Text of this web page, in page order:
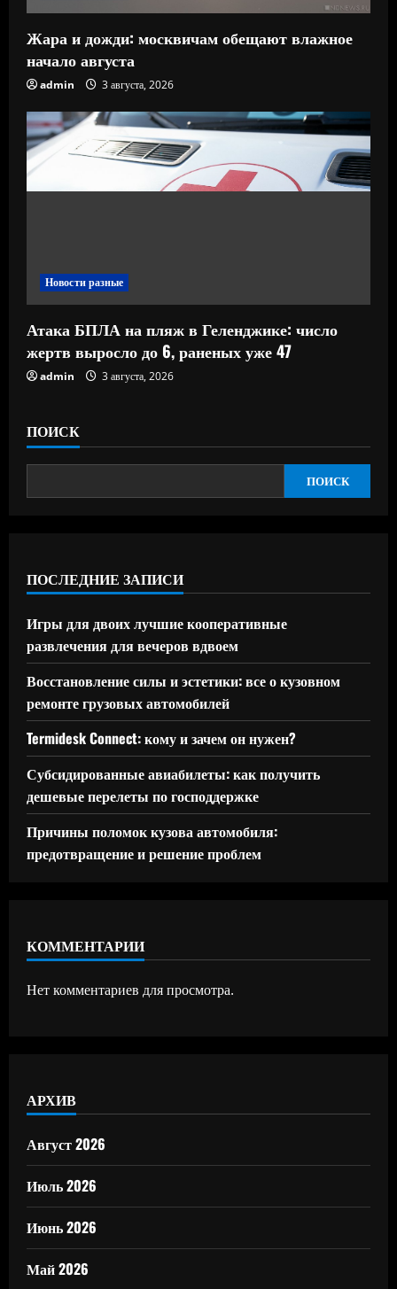
Жара и дожди: москвичам обещают влажное
начало августа
admin 3 августа, 2026
Новости разные
Атака БПЛА на пляж в Геленджике: число
жертв выросло до 6, раненых уже 47
admin 3 августа, 2026
ПОИСК
ПОИСК
ПОСЛЕДНИЕ ЗАПИСИ
Игры для двоих лучшие кооперативные
развлечения для вечеров вдвоем
Восстановление силы и эстетики: все о кузовном
ремонте грузовых автомобилей
Termidesk Connect: кому и зачем он нужен?
Субсидированные авиабилеты: как получить
дешевые перелеты по господдержке
Причины поломок кузова автомобиля:
предотвращение и решение проблем
КОММЕНТАРИИ
Нет комментариев для просмотра.
АРХИВ
Август 2026
Июль 2026
Июнь 2026
Май 2026